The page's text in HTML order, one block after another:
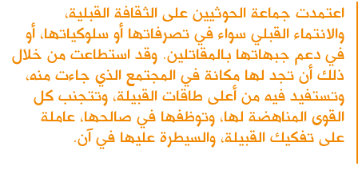
اعتمدت جماعة الحوثيين على الثقافة القبلية،
والانتماء القبلي سواء في تصرفاتها أو سلوكياتها، أو
في دعم جبهاتها بالمقاتلين. وقد استطاعت من خلال
ذلك أن تجد لها مكانة في المجتمع الذي جاءت منه،
وتستفيد فيه من أعلى طاقات القبيلة، وتتجنب كل
القوى المناهضة لها، وتوظفها في صالحها، عاملة
على تفكيك القبيلة، والسيطرة عليها في آن.